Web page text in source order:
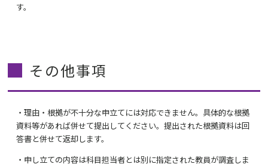
す。
その他事項
・理由・根拠が不十分な申立てには対応できません。具体的な根拠
資料等があれば併せて提出してください。提出された根拠資料は回
答書と併せて返却します。
・申し立ての内容は科目担当者とは別に指定された教員が調査しま